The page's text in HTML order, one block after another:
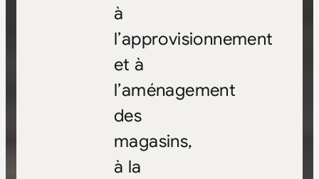
à
l’approvisionnement
et à
l’aménagement
des
magasins,
à la